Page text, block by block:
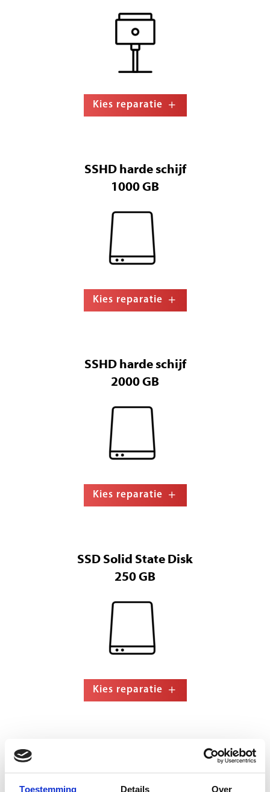
Toestemming Details Over
Kies reparatie
SSHD harde schijf
1000 GB
Kies reparatie
SSHD harde schijf
2000 GB
Kies reparatie
SSD Solid State Disk
250 GB
Kies reparatie
500 GB